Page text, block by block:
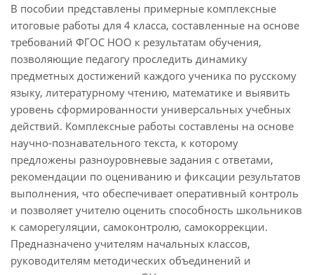
В пособии представлены примерные комплексные
итоговые работы для 4 класса, составленные на основе
требований ФГОС НОО к результатам обучения,
позволяющие педагогу проследить динамику
предметных достижений каждого ученика по русскому
языку, литературному чтению, математике и выявить
уровень сформированности универсальных учебных
действий. Комплексные работы составлены на основе
научно-познавательного текста, к которому
предложены разноуровневые задания с ответами,
рекомендации по оцениванию и фиксации результатов
выполнения, что обеспечивает оперативный контроль
и позволяет учителю оценить способность школьников
к саморегуляции, самоконтролю, самокоррекции.
Предназначено учителям начальных классов,
руководителям методических объединений и